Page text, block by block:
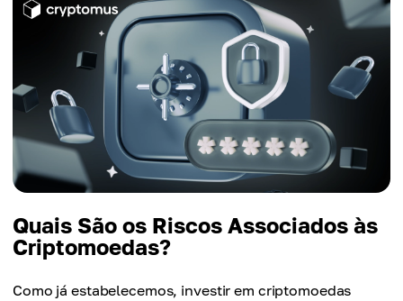
Quais São os Riscos Associados às
Criptomoedas?
Como já estabelecemos, investir em criptomoedas